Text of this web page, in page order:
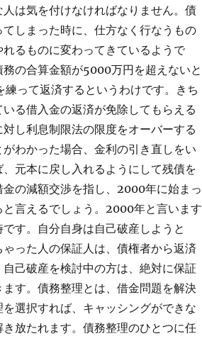
は気を付けなければなりません。債
しまった時に、仕方なく行なうもの
るものに変わってきているようで
の合算金額が5000万円を超えないと
って返済するというわけです。きち
る借入金の返済が免除してもらえる
し利息制限法の限度をオーバーする
わかった場合、金利の引き直しをい
元本に戻し入れるようにして残債を
の減額交渉を指し、2000年に始まっ
言えるでしょう。2000年と言います
す。自分自身は自己破産しようと
った人の保証人は、債権者から返済
己破産を検討中の方は、絶対に保証
す。債務整理とは、借金問題を解決
選択すれば、キャッシングができな
放たれます。債務整理のひとつに任